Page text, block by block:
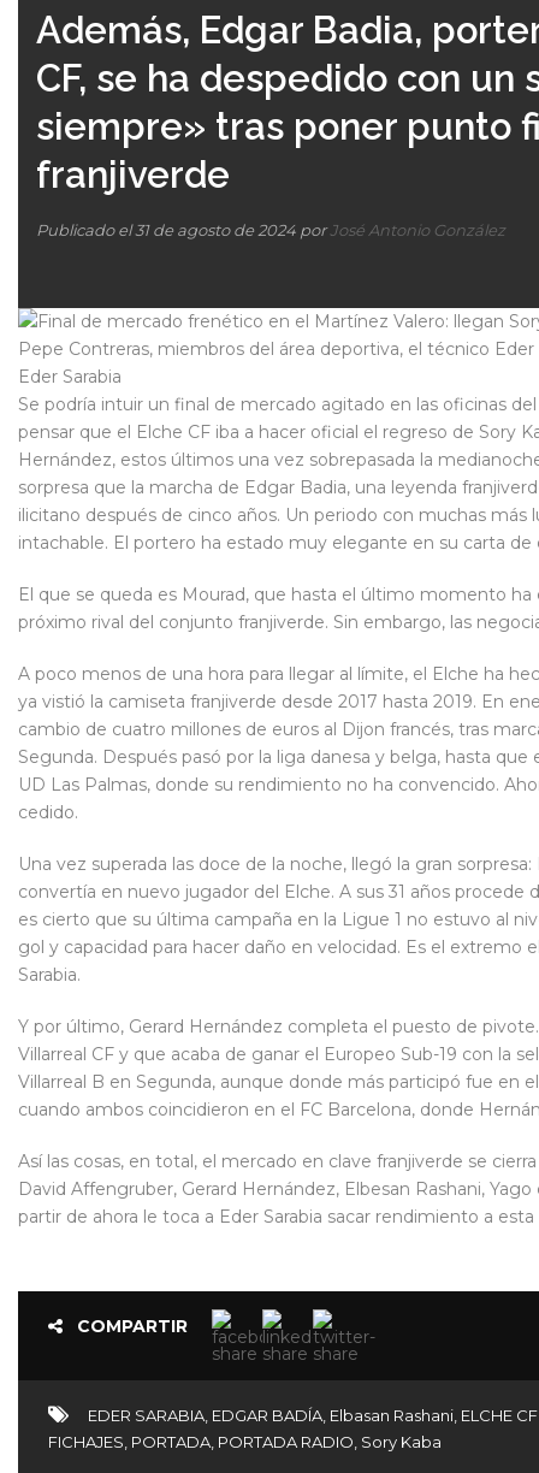
Además, Edgar Badia,
CF, se ha despedido con un
siempre» tras poner punto
franjiverde
Publicado el 31 de agosto de 2024 porJosé Antonio González
Pepe Contreras, miembros del área deportiva, el técnico
Eder Sarabia
Se podría intuir un final de mercado agitado en las oficinas
pensar que el Elche CF iba a hacer oficial el regreso de Sory
Hernández, estos últimos una vez sobrepasada la
sorpresa que la marcha de Edgar Badia, una leyenda
ilicitano después de cinco años. Un periodo con muchas
intachable. El portero ha estado muy elegante en su carta de
El que se queda es Mourad, que hasta el último momento
próximo rival del conjunto franjiverde. Sin embargo, las
A poco menos de una hora para llegar al límite, el Elche ha
ya vistió la camiseta franjiverde desde 2017 hasta 2019. En
cambio de cuatro millones de euros al Dijon francés, tras
Segunda. Después pasó por la liga danesa y belga, hasta
UD Las Palmas, donde su rendimiento no ha convencido.
cedido.
Una vez superada las doce de la noche, llegó la gran
convertía en nuevo jugador del Elche. A sus 31 años procede
es cierto que su última campaña en la Ligue 1 no estuvo al
gol y capacidad para hacer daño en velocidad. Es el extremo
Sarabia.
Y por último, Gerard Hernández completa el puesto de
Villarreal CF y que acaba de ganar el Europeo Sub-19 con la
Villarreal B en Segunda, aunque donde más participó fue en
cuando ambos coincidieron en el FC Barcelona, donde
Así las cosas, en total, el mercado en clave franjiverde se
David Affengruber, Gerard Hernández, Elbesan Rashani,
partir de ahora le toca a Eder Sarabia sacar rendimiento a
COMPARTIR
EDER SARABIA, EDGAR BADÍA, Elbasan Rashani, ELCHE CF
FICHAJES, PORTADA, PORTADA RADIO, Sory Kaba